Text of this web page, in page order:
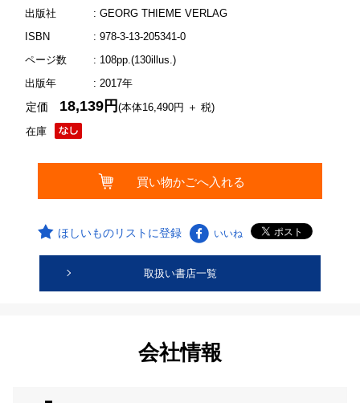
出版社
: GEORG THIEME VERLAG
ISBN
: 978-3-13-205341-0
ページ数
: 108pp.(130illus.)
出版年
: 2017年
在庫
定価 18,139円(本体16,490円 ＋ 税)
ほしいものリストに登録 いいね
取扱い書店一覧
会社情報